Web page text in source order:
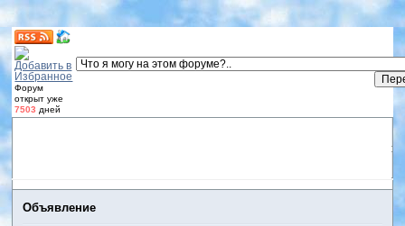
Форум
открыт уже
7503 дней
Объявление